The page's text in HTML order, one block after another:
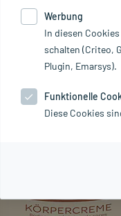
& PlusHerzen sichern
Werbung
In diesen
schalten (Criteo,
Plugin, Emarsys).
Funktionelle
Diese Cookies